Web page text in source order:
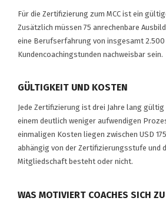
Für die Zertifizierung zum MCC ist ein
Zusätzlich müssen 75 anrechenbare
eine Berufserfahrung von insgesamt 2.500
Kundencoachingstunden nachweisbar sein.
GÜLTIGKEIT UND KOSTEN
Jede Zertifizierung ist drei Jahre lang gültig
einem deutlich weniger aufwendigen
einmaligen Kosten liegen zwischen USD
abhängig von der Zertifizierungsstufe und
Mitgliedschaft besteht oder nicht.
WAS MOTIVIERT COACHES SICH